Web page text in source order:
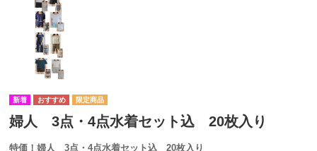
婦人 3点・4点水着セット込 20枚入り
特価！婦人 3点・4点水着セット込 20枚入り